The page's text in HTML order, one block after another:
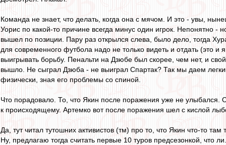
Команда не знает, что делать, когда она с мячом. И это - увы,
Уорис по какой-то причине всегда минус один игрок. Непонятно
вышел по позиции. Пару раз открылся слева, было дело, тогда
для современного футбола надо не только видеть и отдать (это
выигрывать борьбу. Пенальти на Дзюбе был скорее, чем нет, и
вышло. Не сыграл Дзюба - не выиграл Спартак? Так мы даем
физически, зная его проблемы со спиной.
Что порадовало. То, что Якин после поражения уже не улыбался.
к происходящему. Артемко вот после поражения шел с кислой
Да, тут читал тутошних активистов (тм) про то, что Якин что-то
Ну, предлагаю тогда считать первые 10 туров предсезонкой, что